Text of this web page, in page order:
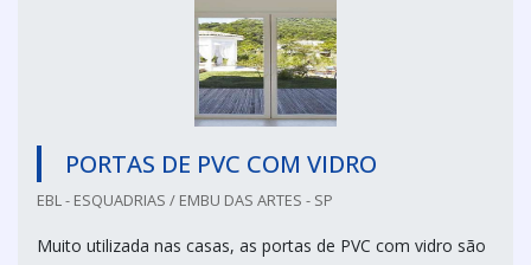
PORTAS DE PVC COM VIDRO
EBL - ESQUADRIAS / EMBU DAS ARTES - SP
Muito utilizada nas casas, as portas de PVC com vidro são